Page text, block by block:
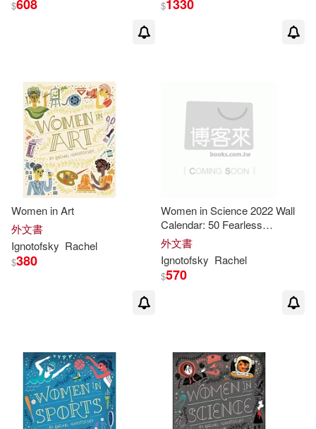
$608 $1330
Women in Art
外文書
Ignotofsky Rachel
$380
Women in Science 2022 Wall
Calendar: 50 Fearless
Pioneers Who Changed the
World
外文書
Ignotofsky Rachel
$570